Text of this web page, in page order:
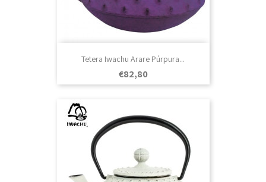
Tetera Iwachu Arare Púrpura...
Prezo
€82,80